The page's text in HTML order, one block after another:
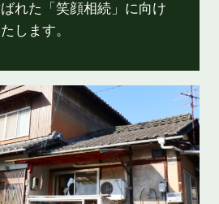
れた「笑顔相続」に向け
します。